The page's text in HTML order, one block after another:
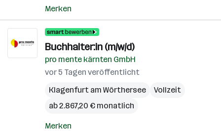
Merken
Buchhalter:in (m/w/d)
pro mente kärnten GmbH
vor 5 Tagen veröffentlicht
Klagenfurt am Wörthersee
Vollzeit
ab 2.867,20 € monatlich
Merken